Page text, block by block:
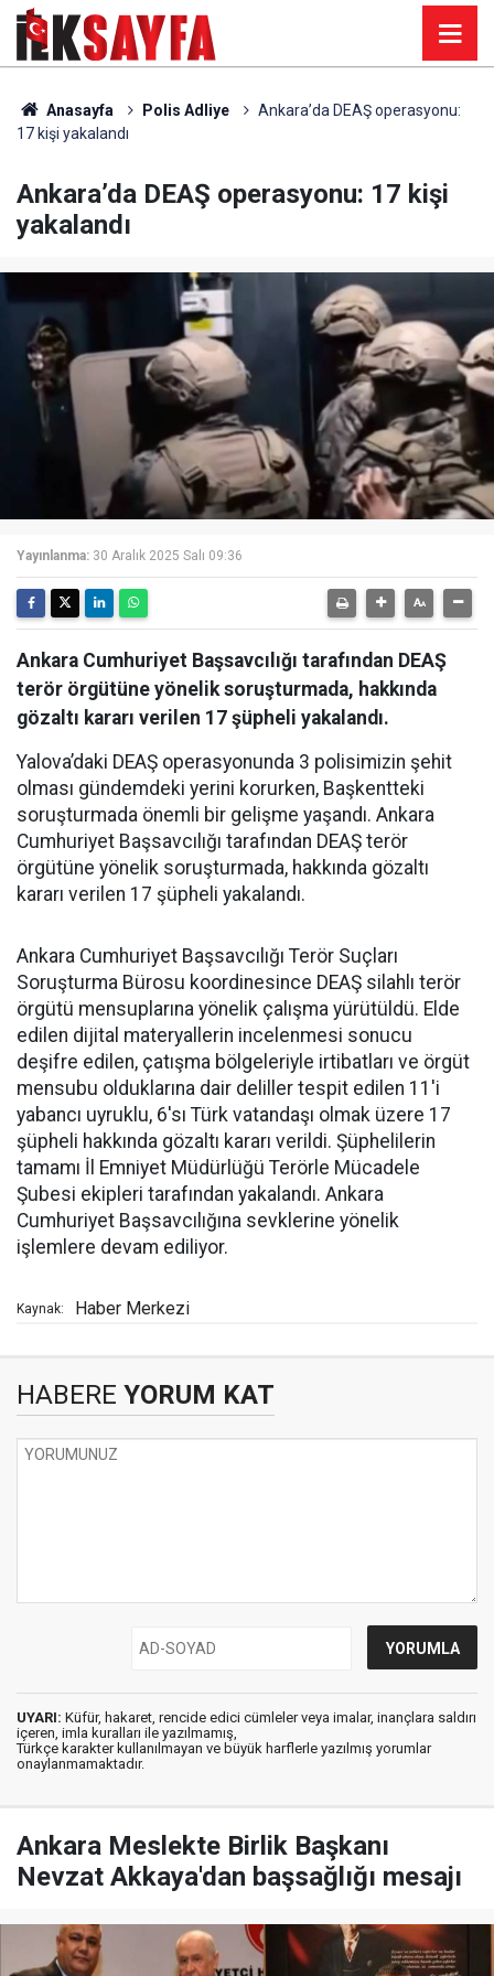
Anasayfa Polis Adliye
Ankara’da DEAŞ operasyonu:
17 kişi yakalandı
Ankara’da DEAŞ operasyonu: 17 kişi
yakalandı
Yayınlanma: 30 Aralık 2025 Salı 09:36
Ankara Cumhuriyet Başsavcılığı tarafından DEAŞ
terör örgütüne yönelik soruşturmada, hakkında
gözaltı kararı verilen 17 şüpheli yakalandı.
Yalova’daki DEAŞ operasyonunda 3 polisimizin şehit
olması gündemdeki yerini korurken, Başkentteki
soruşturmada önemli bir gelişme yaşandı. Ankara
Cumhuriyet Başsavcılığı tarafından DEAŞ terör
örgütüne yönelik soruşturmada, hakkında gözaltı
kararı verilen 17 şüpheli yakalandı.
Ankara Cumhuriyet Başsavcılığı Terör Suçları
Soruşturma Bürosu koordinesince DEAŞ silahlı terör
örgütü mensuplarına yönelik çalışma yürütüldü. Elde
edilen dijital materyallerin incelenmesi sonucu
deşifre edilen, çatışma bölgeleriyle irtibatları ve örgüt
mensubu olduklarına dair deliller tespit edilen 11'i
yabancı uyruklu, 6'sı Türk vatandaşı olmak üzere 17
şüpheli hakkında gözaltı kararı verildi. Şüphelilerin
tamamı İl Emniyet Müdürlüğü Terörle Mücadele
Şubesi ekipleri tarafından yakalandı. Ankara
Cumhuriyet Başsavcılığına sevklerine yönelik
işlemlere devam ediliyor.
Kaynak: Haber Merkezi
HABERE YORUM KAT
UYARI: Küfür, hakaret, rencide edici cümleler veya imalar, inançlara saldırı
içeren, imla kuralları ile yazılmamış,
Türkçe karakter kullanılmayan ve büyük harflerle yazılmış yorumlar
onaylanmamaktadır.
Ankara Meslekte Birlik Başkanı
Nevzat Akkaya'dan başsağlığı mesajı